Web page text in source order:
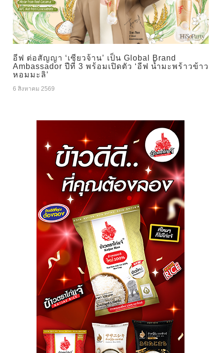
อีฟ ต่อสัญญา ‘เซียวจ้าน’ เป็น Global Brand
Ambassador ปีที่ 3 พร้อมเปิดตัว ‘อีฟ น้ำมะพร้าวข้าว
หอมมะลิ’
6 สิงหาคม 2569